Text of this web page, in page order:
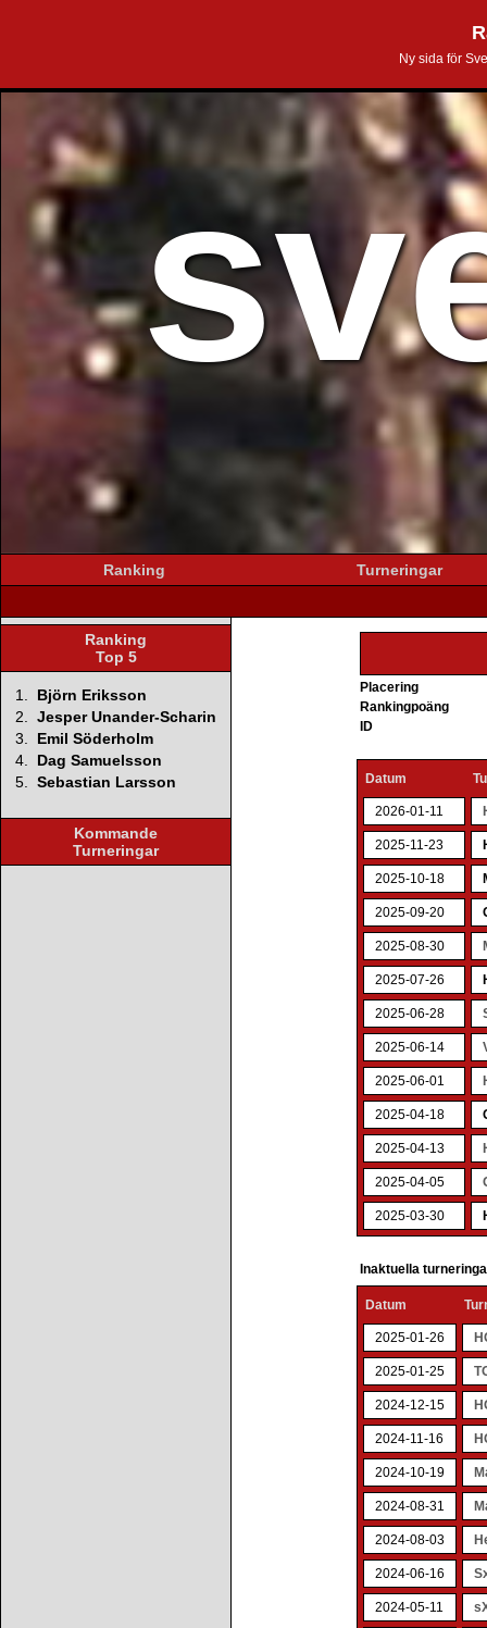
Ny sida för
Ranking Turneringar
Ranking
Top 5
1.
Björn Eriksson
2. Jesper Unander-Scharin
3.
Emil Söderholm
4.
Dag Samuelsson
5. Sebastian Larsson
Kommande
Turneringar
Placering
Rankingpoäng
ID
Datum
2026-01-11
2025-11-23
2025-10-18
2025-09-20
2025-08-30
2025-07-26
2025-06-28
2025-06-14
2025-06-01
2025-04-18
2025-04-13
2025-04-05
2025-03-30
Inaktuella
Datum
2025-01-26
2025-01-25
2024-12-15
2024-11-16
2024-10-19
2024-08-31
2024-08-03
2024-06-16
2024-05-11